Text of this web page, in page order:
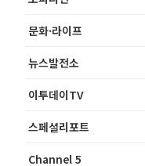
문화·라이프
뉴스발전소
이투데이TV
스페셜리포트
Channel 5